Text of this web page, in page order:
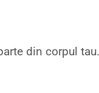
din corpul